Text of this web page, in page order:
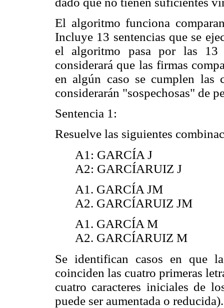
El algoritmo funciona
Incluye 13 sentencias que se
el algoritmo pasa por las 13
considerará que las firmas
en algún caso se cumplen las
considerarán "sospechosas" de
Sentencia 1:
Resuelve las siguientes
A1: GARCÍA J
A2: GARCÍARUIZ J
A1. GARCÍA JM
A2. GARCÍARUIZ JM
A1. GARCÍA M
A2. GARCÍARUIZ M
Se identifican casos en que
coinciden las cuatro primeras
cuatro caracteres iniciales de
puede ser aumentada o reducida).